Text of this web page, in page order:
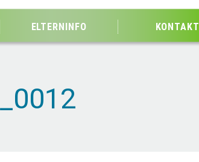
ELTERNINFO KONTAKT